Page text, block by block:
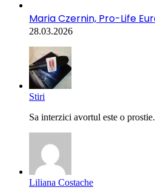
Maria Czernin, Pro-Life
28.03.2026
Stiri
Sa interzici avortul este o
Liliana Costache